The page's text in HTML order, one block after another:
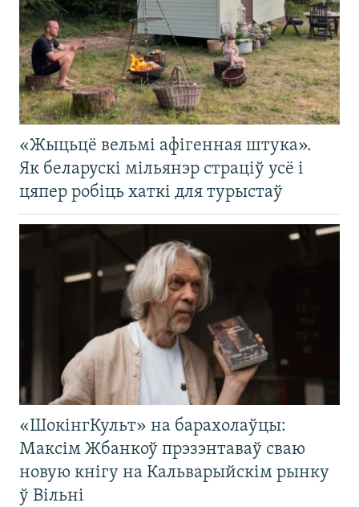
«Жыцьцё вельмі афігенная штука».
Як беларускі мільянэр страціў усё і
цяпер робіць хаткі для турыстаў
«ШокінгКульт» на барахолаўцы:
Максім Жбанкоў прэзэнтаваў сваю
новую кнігу на Кальварыйскім рынку
ў Вільні